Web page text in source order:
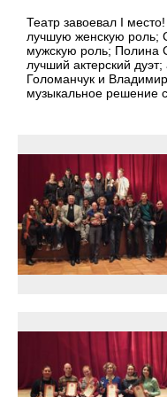
Театр завоевал I
лучшую женскую роль;
мужскую роль; Полина
лучший актерский
Голоманчук и
музыкальное решение